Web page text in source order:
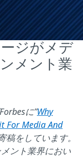
ジがメデ
メント業
に”Why
For Media And
をしています。
ント業界におい